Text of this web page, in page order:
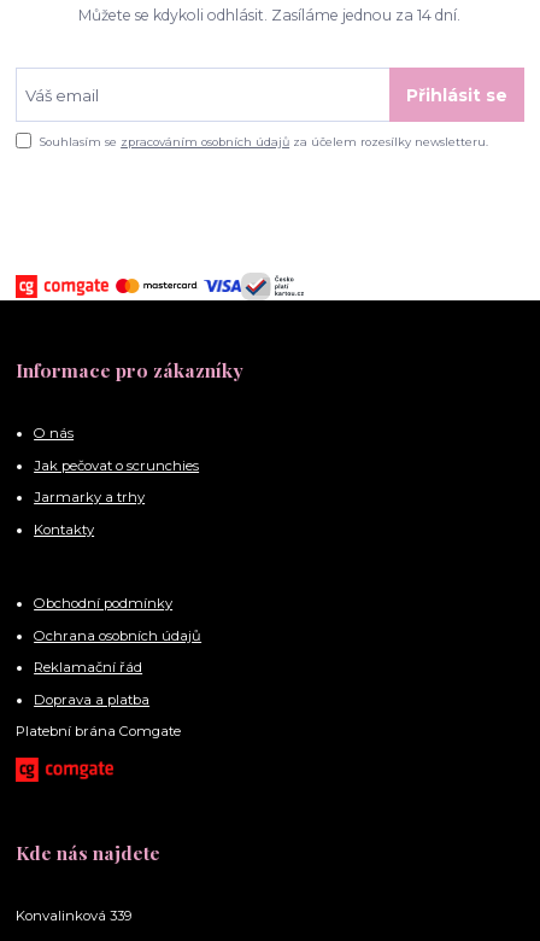
Můžete se kdykoli odhlásit. Zasíláme jednou za 14 dní.
Přihlásit se
Souhlasím se zpracováním osobních údajů za účelem rozesílky newsletteru.
Informace pro zákazníky
O nás
Jak pečovat o scrunchies
Jarmarky a trhy
Kontakty
Obchodní podmínky
Ochrana osobních údajů
Reklamační řád
Doprava a platba
Platební brána Comgate
Kde nás najdete
Konvalinková 339